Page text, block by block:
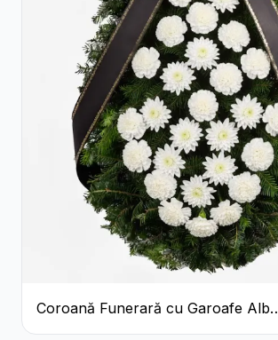
Coroană Funerară cu Garoafe Albe
și Crizanteme